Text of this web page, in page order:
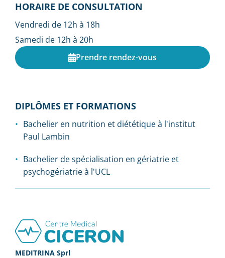
HORAIRE DE CONSULTATION
Vendredi de 12h à 18h
Samedi de 12h à 20h
Prendre rendez-vous
DIPLÔMES ET FORMATIONS
Bachelier en nutrition et diététique à l'institut
Paul Lambin
Bachelier de spécialisation en gériatrie et
psychogériatrie à l'UCL
Footer
MEDITRINA Sprl